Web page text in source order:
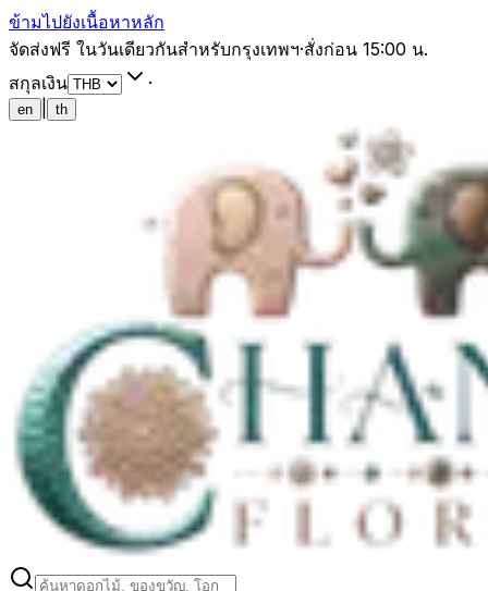
ข้ามไปยังเนื้อหาหลัก
จัดส่งฟรี ในวันเดียวกันสำหรับกรุงเทพฯ·สั่งก่อน 15:00 น.
สกุลเงิน
·
en th